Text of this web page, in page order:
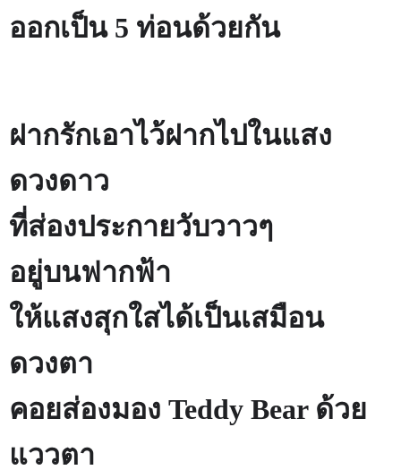
ออกเป็น 5 ท่อนด้วยกัน
ฝากรักเอาไว้ฝากไปในแสง
ดวงดาว
ที่ส่องประกายวับวาวๆ
อยู่บนฟากฟ้า
ให้แสงสุกใสได้เป็นเสมือน
ดวงตา
คอยส่องมอง Teddy Bear ด้วย
แววตา